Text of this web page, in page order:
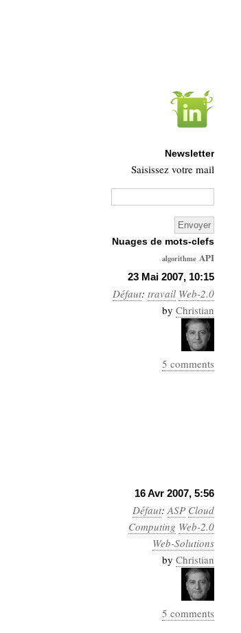
23 Mai 2007, 10:15
Défaut: travail Web-2.0
by Christian
5 comments
16 Avr 2007, 5:56
Défaut:ASP Cloud
Computing Web-2.0
Web-Solutions
by Christian
5 comments
Newsletter
Saisissez votre mail
Nuages de mots-clefs
algorithme API
Architecture
Ars-
Industrialis
business_model
cinéma
Présidentielles
enregistrement
Entreprise-
2.0google
grammatisation
humeur
hypomnematalecture